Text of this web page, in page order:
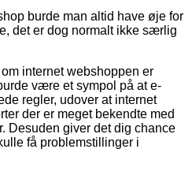
burde man altid have øje for
det er dog normalt ikke særlig
internet webshoppen er
være et sympol på at e-
regler, udover at internet
der er meget bekendte med
Desuden giver det dig chance
få problemstillinger i